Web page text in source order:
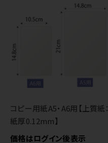
コピー用紙A5・A6用【上質紙：
紙厚0.12mm】
価格はログイン後表示